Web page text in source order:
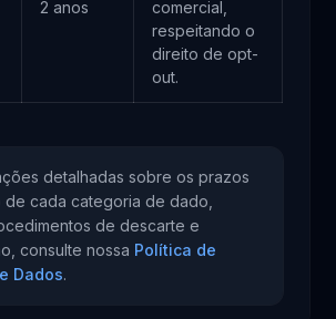
2 anos
comercial,
respeitando o
direito de opt-
out.
detalhadas sobre os prazos
cada categoria de dado,
de descarte e
consulte nossa Política de
Dados.